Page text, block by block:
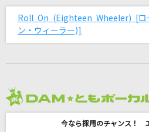
[生音]プレイバックPart2
Yes It Is [イエス・イット・
Roll On (Eighteen Wheeler) [ロ
ン・ウィーラー)]
今なら採用のチャンス！